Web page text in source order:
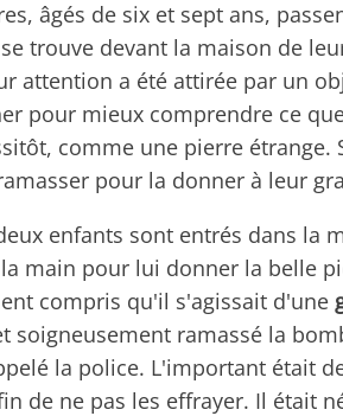
âgés de six et sept ans,
trouve devant la maison de
attention a été attirée par un
pour mieux comprendre ce
comme une pierre
pour la donner à leur
enfants sont entrés dans la
main pour lui donner la belle
compris qu'il s'agissait d'une
soigneusement ramassé la
la police. L'important était
de ne pas les effrayer. Il était